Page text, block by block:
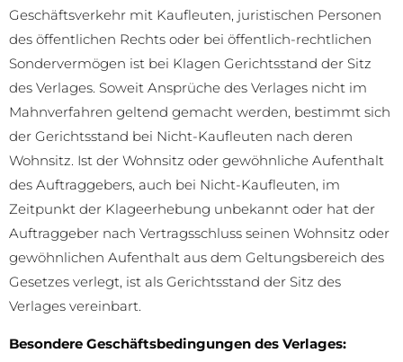
Geschäftsverkehr mit Kaufleuten, juristischen Personen
des öffentlichen Rechts oder bei öffentlich-rechtlichen
Sondervermögen ist bei Klagen Gerichtsstand der Sitz
des Verlages. Soweit Ansprüche des Verlages nicht im
Mahnverfahren geltend gemacht werden, bestimmt sich
der Gerichtsstand bei Nicht-Kaufleuten nach deren
Wohnsitz. Ist der Wohnsitz oder gewöhnliche Aufenthalt
des Auftraggebers, auch bei Nicht-Kaufleuten, im
Zeitpunkt der Klageerhebung unbekannt oder hat der
Auftraggeber nach Vertragsschluss seinen Wohnsitz oder
gewöhnlichen Aufenthalt aus dem Geltungsbereich des
Gesetzes verlegt, ist als Gerichtsstand der Sitz des
Verlages vereinbart.
Besondere Geschäftsbedingungen des Verlages: